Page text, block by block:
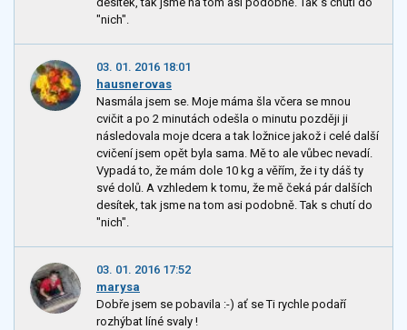
"nich".
03. 01. 2016 18:01
hausnerovas
Nasmála jsem se. Moje máma šla včera se mnou
cvičit a po 2 minutách odešla o minutu později ji
následovala moje dcera a tak ložnice jakož i celé další
cvičení jsem opět byla sama. Mě to ale vůbec nevadí.
Vypadá to, že mám dole 10 kg a věřím, že i ty dáš ty
své dolů. A vzhledem k tomu, že mě čeká pár dalších
desítek, tak jsme na tom asi podobně. Tak s chutí do
"nich".
03. 01. 2016 17:52
marysa
Dobře jsem se pobavila :-) ať se Ti rychle podaří
rozhýbat líné svaly !